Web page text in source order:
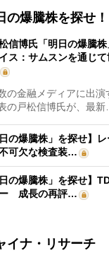
の爆騰株を探せ！
松信博氏「明日の爆騰
ス：サムスンを通じ
の金融メディアに出演
の戸松信博氏が、最
の爆騰株」を探せ】
可欠な検査装…
の爆騰株」を探せ】
ー 成長の再評…
イナ・リサーチ